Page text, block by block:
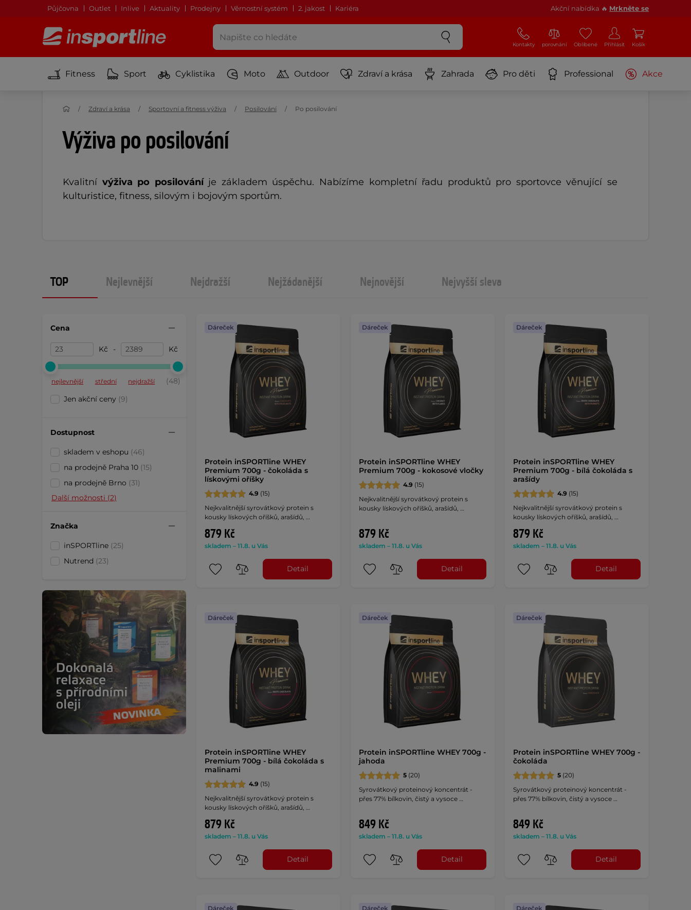
Půjčovna Outlet Inlive Aktuality Prodejny Věrnostní systém 2. jakost Kariéra Akční nabídka 🔥 Mrkněte se
Kontakty porovnání Oblíbené Přihlásit Košík
Fitness Sport Cyklistika Moto Outdoor Zdraví a krása Zahrada Pro děti Professional Akce
Výživa po posilování
Kvalitní výživa po posilováníje základem úspěchu. Nabízíme kompletní řadu produktů pro sportovce věnující se
kulturistice, fitness, silovým i bojovým sportům.
Zdraví a krása Sportovní a fitness výživa Posilování Po posilování
TOP Nejlevnější Nejdražší Nejžádanější Nejnovější Nejvyšší sleva
Cena
Kč - Kč
nejlevnější střední nejdražší
(48)
Jen akční ceny (9)
Dostupnost
skladem v eshopu (46)
na prodejně Praha 10 (15)
na prodejně Brno (31)
Další možnosti (2)
Značka
inSPORTline (25)
Nutrend (23)
Dáreček
Protein inSPORTline WHEY
Premium 700g - čokoláda s
lískovými oříšky
4.9 (15)
Nejkvalitnější syrovátkový protein s
kousky lískových oříšků, arašídů, …
879 Kč
skladem – 11.8. u Vás
Detail
Dáreček
Protein inSPORTline WHEY
Premium 700g - kokosové vločky
4.9 (15)
Nejkvalitnější syrovátkový protein s
kousky lískových oříšků, arašídů, …
879 Kč
skladem – 11.8. u Vás
Detail
Dáreček
Protein inSPORTline WHEY
Premium 700g - bílá čokoláda s
arašídy
4.9 (15)
Nejkvalitnější syrovátkový protein s
kousky lískových oříšků, arašídů, …
879 Kč
skladem – 11.8. u Vás
Detail
Dáreček
Protein inSPORTline WHEY
Premium 700g - bílá čokoláda s
malinami
4.9 (15)
Nejkvalitnější syrovátkový protein s
kousky lískových oříšků, arašídů, …
879 Kč
skladem – 11.8. u Vás
Detail
Dáreček
Protein inSPORTline WHEY 700g -
jahoda
5(20)
Syrovátkový proteinový koncentrát -
přes 77% bílkovin, čistý a vysoce …
849 Kč
skladem – 11.8. u Vás
Detail
Dáreček
Protein inSPORTline WHEY 700g -
čokoláda
5(20)
Syrovátkový proteinový koncentrát -
přes 77% bílkovin, čistý a vysoce …
849 Kč
skladem – 11.8. u Vás
Detail
Dáreček Dáreček Dáreček